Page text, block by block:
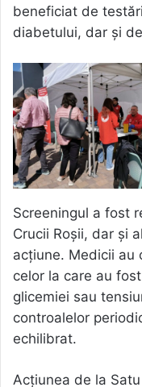
beneficiat de
diabetului, dar și
Screeningul a fost
Crucii Roșii, dar și
acțiune. Medicii au
celor la care au
glicemiei sau
controalelor
echilibrat.
Acțiunea de la